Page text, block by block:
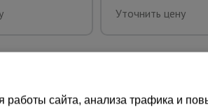
Уточнить цену
работы сайта, анализа трафика и